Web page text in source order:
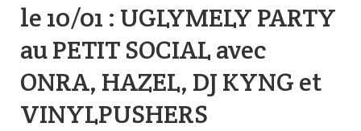
AIRTRAINERPEDIA
STREET ART
MW SHIFT
DAILY CITY
le 10/01 : UGLYMELY PARTY
au PETIT SOCIAL avec
ONRA, HAZEL, DJ KYNG et
VINYLPUSHERS